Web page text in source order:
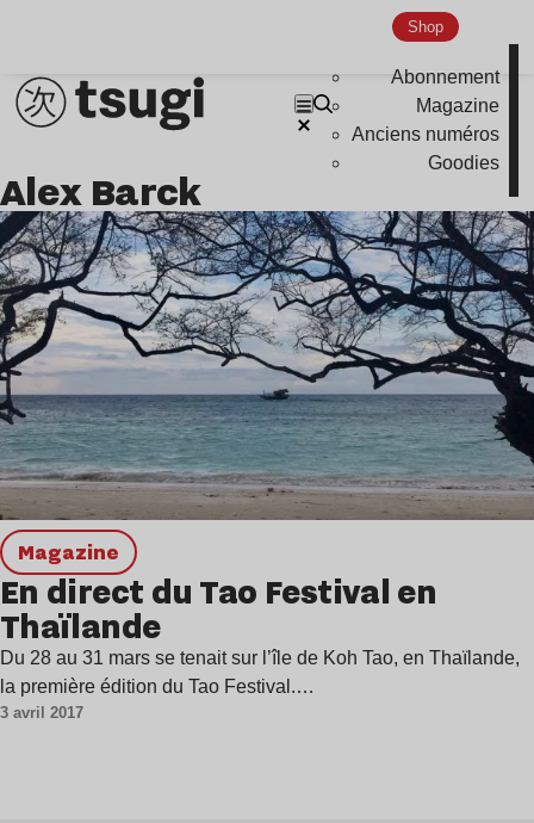
Shop
Abonnement
Magazine
Anciens numéros
Goodies
Indie
Alex Barck
magazine
En direct du Tao Festival en
Thaïlande
Du 28 au 31 mars se tenait sur l’île de Koh Tao, en Thaïlande,
la première édition du Tao Festival.…
3 avril 2017